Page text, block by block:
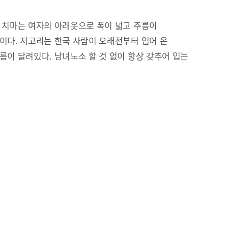
마는 여자의 아래옷으로 폭이 넓고 주름이
다. 저고리는 한국 사람이 오래전부터 입어 온
이 달려있다. 남녀노소 할 것 없이 항상 갖추어 입는